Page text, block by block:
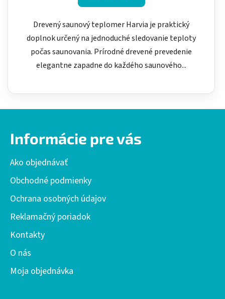
Drevený saunový teplomer Harvia je praktický
doplnok určený na jednoduché sledovanie teploty
počas saunovania. Prírodné drevené prevedenie
elegantne zapadne do každého saunového...
Informácie pre vás
Ako objednávať
Obchodné podmienky
Ochrana osobných údajov
Reklamačný poriadok
Kontakty
O nás
Moja objednávka